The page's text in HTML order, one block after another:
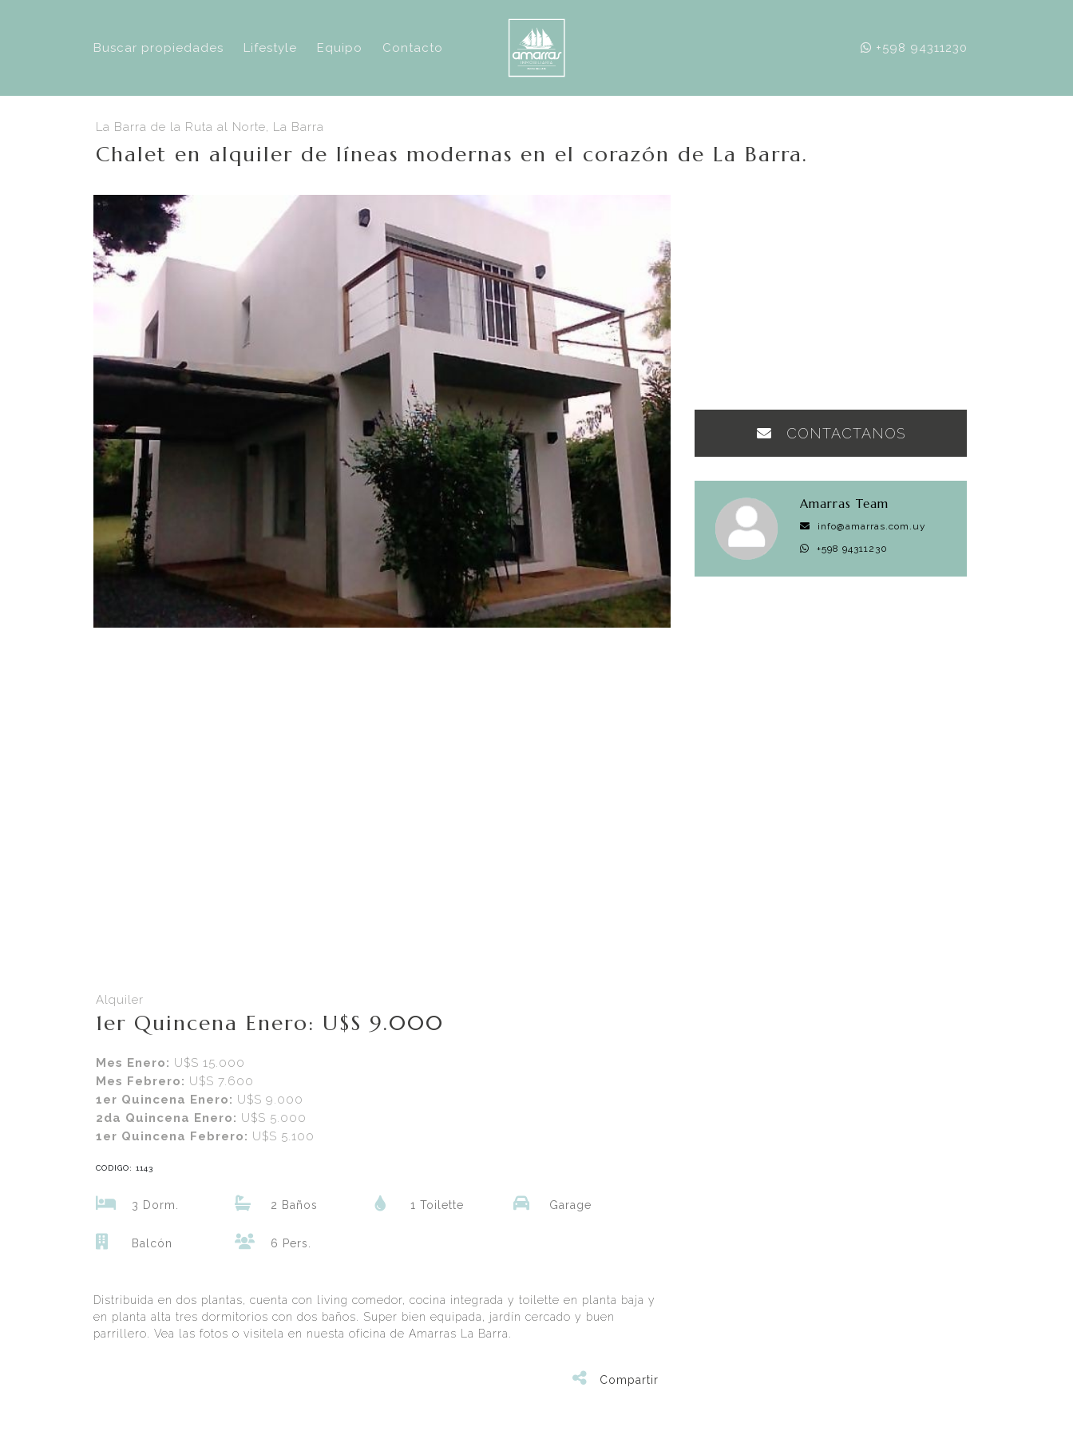
Buscar propiedades Lifestyle Equipo Contacto +598 94311230
La Barra de la Ruta al Norte, La Barra
Chalet en alquiler de líneas modernas en el corazón de La Barra.
Alquiler
1er Quincena Enero: U$S 9.000
Mes Enero: U$S 15.000
Mes Febrero: U$S 7.600
1er Quincena Enero: U$S 9.000
2da Quincena Enero: U$S 5.000
1er Quincena Febrero: U$S 5.100
CODIGO: 1143
3 Dorm. 2 Baños 1 Toilette Garage
Balcón 6 Pers.
Distribuida en dos plantas, cuenta con living comedor, cocina integrada y toilette en planta baja y
en planta alta tres dormitorios con dos baños. Super bien equipada, jardín cercado y buen
parrillero. Vea las fotos o visitela en nuesta oficina de Amarras La Barra.
Compartir
CONTACTANOS
Amarras Team
info@amarras.com.uy
+598 94311230